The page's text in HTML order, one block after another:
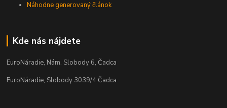
Náhodne generovaný článok
Kde nás nájdete
EuroNáradie, Nám. Slobody 6, Čadca
EuroNáradie, Slobody 3039/4 Čadca